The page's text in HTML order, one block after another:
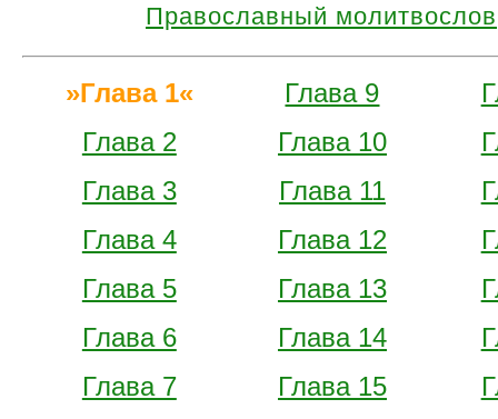
Православный молитвослов
Глава 1
Глава 2
Глава 3
Глава 4
Глава 5
Глава 6
Глава 7
Глава 9
Глава 10
Глава 11
Глава 12
Глава 13
Глава 14
Глава 15